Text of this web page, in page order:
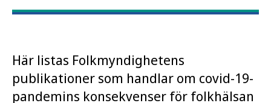
Här listas Folkmyndighetens
publikationer som handlar om covid-19-
pandemins konsekvenser för folkhälsan